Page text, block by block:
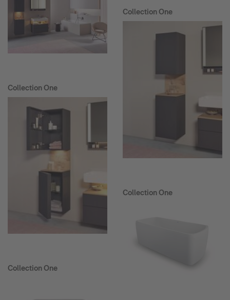
Collection One
Collection One
Collection One
Collection One